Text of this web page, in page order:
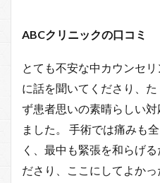
ABCクリニックの口コミ
とても不安な中カウンセ
に話を聞いてくださり、
ず患者思いの素晴らしい
ました。 手術では痛みも
く、最中も緊張を和らげ
ださり、ここにしてよか